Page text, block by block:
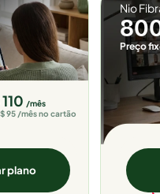
/mês
95 /mês no cartão
plano
Nio
Preço